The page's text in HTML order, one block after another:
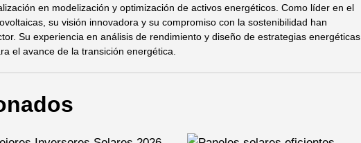
en modelización y optimización de activos energéticos. Como líder en el
su visión innovadora y su compromiso con la sostenibilidad han
Su experiencia en análisis de rendimiento y diseño de estrategias energéticas
el avance de la transición energética.